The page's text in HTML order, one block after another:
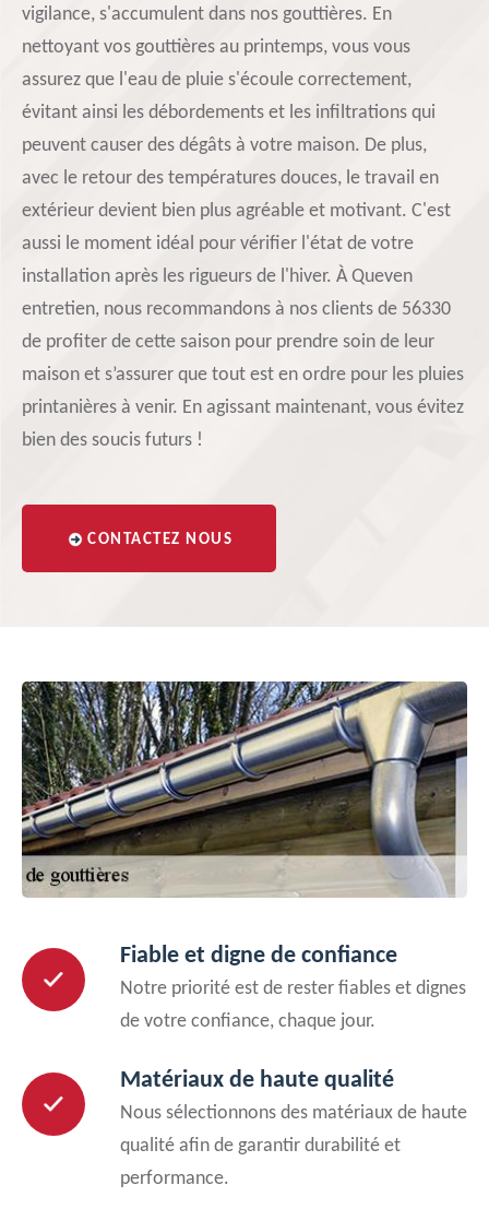
vigilance, s'accumulent dans nos gouttières. En
nettoyant vos gouttières au printemps, vous vous
assurez que l'eau de pluie s'écoule correctement,
évitant ainsi les débordements et les infiltrations qui
peuvent causer des dégâts à votre maison. De plus,
avec le retour des températures douces, le travail en
extérieur devient bien plus agréable et motivant. C'est
aussi le moment idéal pour vérifier l'état de votre
installation après les rigueurs de l'hiver. À Queven
entretien, nous recommandons à nos clients de 56330
de profiter de cette saison pour prendre soin de leur
maison et s’assurer que tout est en ordre pour les pluies
printanières à venir. En agissant maintenant, vous évitez
bien des soucis futurs !
CONTACTEZ NOUS
Fiable et digne de confiance
Notre priorité est de rester fiables et dignes
de votre confiance, chaque jour.
Matériaux de haute qualité
Nous sélectionnons des matériaux de haute
qualité afin de garantir durabilité et
performance.